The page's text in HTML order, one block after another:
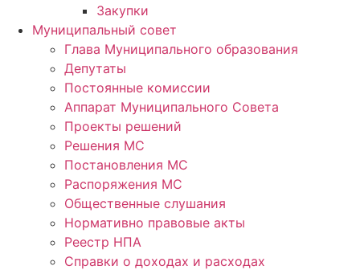
Закупки
Муниципальный совет
Глава Муниципального образования
Депутаты
Постоянные комиссии
Аппарат Муниципального Совета
Проекты решений
Решения МС
Постановления МС
Распоряжения МС
Общественные слушания
Нормативно правовые акты
Реестр НПА
Справки о доходах и расходах